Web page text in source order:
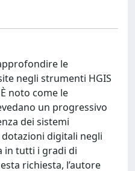
le
negli strumenti HGIS
noto come le
un progressivo
dei sistemi
digitali negli
in tutti i gradi di
richiesta, l’autore